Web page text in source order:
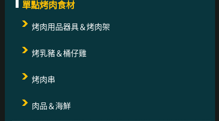
單點烤肉食材
烤肉用品器具＆烤肉架
烤乳豬＆桶仔雞
烤肉串
肉品＆海鮮